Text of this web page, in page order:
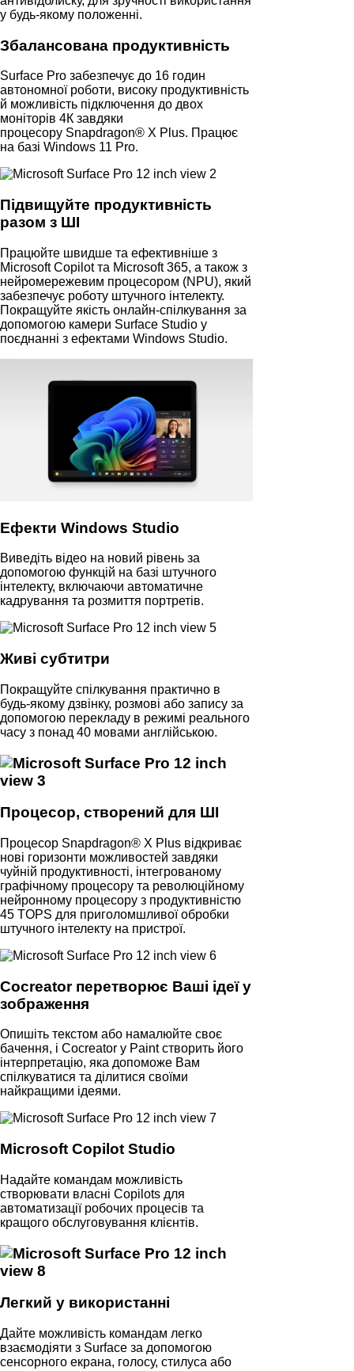
у будь-якому положенні.
Збалансована продуктивність
Surface Pro забезпечує до 16 годин
автономної роботи, високу продуктивність
й можливість підключення до двох
моніторів 4К завдяки
процесору Snapdragon® X Plus. Працює
на базі Windows 11 Pro.
Підвищуйте продуктивність
разом з ШІ
Працюйте швидше та ефективніше з
Microsoft Copilot та Microsoft 365, а також з
нейромережевим процесором (NPU), який
забезпечує роботу штучного інтелекту.
Покращуйте якість онлайн-спілкування за
допомогою камери Surface Studio у
поєднанні з ефектами Windows Studio.
Ефекти Windows Studio
Виведіть відео на новий рівень за
допомогою функцій на базі штучного
інтелекту, включаючи автоматичне
кадрування та розмиття портретів.
Живі субтитри
Покращуйте спілкування практично в
будь-якому дзвінку, розмові або запису за
допомогою перекладу в режимі реального
часу з понад 40 мовами англійською.
Процесор, створений для ШІ
Процесор Snapdragon® X Plus відкриває
нові горизонти можливостей завдяки
чуйній продуктивності, інтегрованому
графічному процесору та революційному
нейронному процесору з продуктивністю
45 TOPS для приголомшливої ​​обробки
штучного інтелекту на пристрої.
Cocreator перетворює Ваші ідеї у
зображення
Опишіть текстом або намалюйте своє
бачення, і Cocreator у Paint створить його
інтерпретацію, яка допоможе Вам
спілкуватися та ділитися своїми
найкращими ідеями.
Microsoft Copilot Studio
Надайте командам можливість
створювати власні Copilots для
автоматизації робочих процесів та
кращого обслуговування клієнтів.
Легкий у використанні
Дайте можливість командам легко
взаємодіяти з Surface за допомогою
сенсорного екрана, голосу, стилуса або